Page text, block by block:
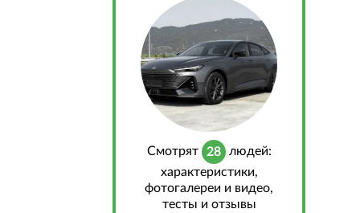
Cмотрят 28 людей:
характеристики,
фотогалереи и видео,
тесты и отзывы